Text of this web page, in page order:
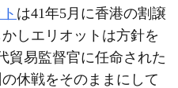
は41年5月に香港の割譲
しエリオットは方針を
貿易監督官に任命された
休戦をそのままにして